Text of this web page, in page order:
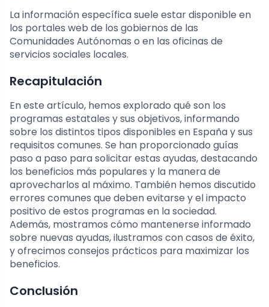
La información específica suele estar disponible en
los portales web de los gobiernos de las
Comunidades Autónomas o en las oficinas de
servicios sociales locales.
Recapitulación
En este artículo, hemos explorado qué son los
programas estatales y sus objetivos, informando
sobre los distintos tipos disponibles en España y sus
requisitos comunes. Se han proporcionado guías
paso a paso para solicitar estas ayudas, destacando
los beneficios más populares y la manera de
aprovecharlos al máximo. También hemos discutido
errores comunes que deben evitarse y el impacto
positivo de estos programas en la sociedad.
Además, mostramos cómo mantenerse informado
sobre nuevas ayudas, ilustramos con casos de éxito,
y ofrecimos consejos prácticos para maximizar los
beneficios.
Conclusión